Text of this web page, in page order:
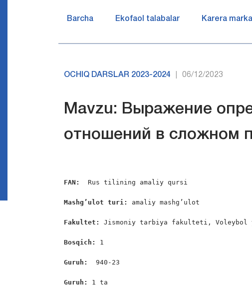
Barcha Ekofaol talabalar Karera
OCHIQ DARSLAR 2023-2024 06/12/2023
Mavzu: Выражение
отношений в сложном
FAN: Rus tilining amaliy qursi
Mashg’ulot turi: amaliy mashg’ulot
Fakultet: Jismoniy tarbiya fakulteti, Voleybol
Bosqich: 1
Guruh: 940-23
Guruh: 1 ta